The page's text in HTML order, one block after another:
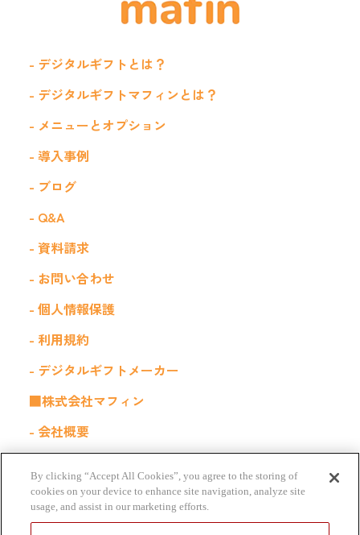
- デジタルギフトとは？
- デジタルギフトマフィンとは？
- メニューとオプション
- 導入事例
- ブログ
- Q&A
- 資料請求
- お問い合わせ
- 個人情報保護
- 利用規約
- デジタルギフトメーカー
■株式会社マフィン
- 会社概要
■関連サービス
福利厚生サービス｜Kiigo for 社内販売
By clicking “Accept All Cookies”, you agree to the storing of
cookies on your device to enhance site navigation, analyze site
usage, and assist in our marketing efforts.